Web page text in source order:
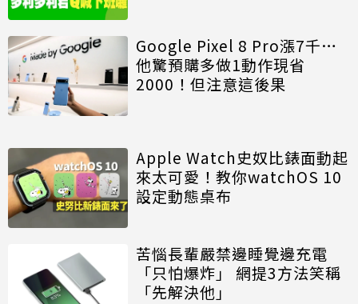
Google Pixel 8 Pro漲7千…
他驚預購多做1動作現省
2000！但注意這後果
Apple Watch史奴比錶面動起
來太可愛！教你watchOS 10
設定動態桌布
苦惱長輩嚴禁邊睡覺邊充電
「只怕爆炸」 網提3方法笑稱
「先解決他」